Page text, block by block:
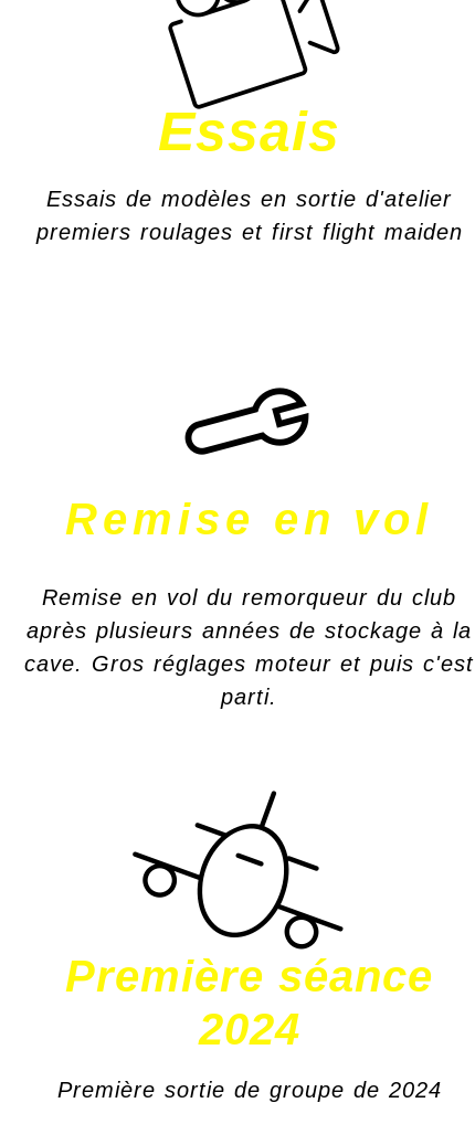
Essais
Essais de modèles en sortie d'atelier
premiers roulages et first flight maiden
Première séance
2024
Première sortie de groupe de 2024
Remise en vol
Remise en vol du remorqueur du club
après plusieurs années de stockage à la
cave. Gros réglages moteur et puis c'est
parti.